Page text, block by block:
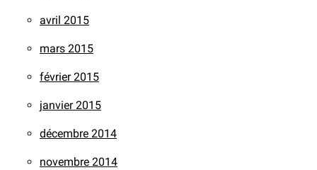
avril 2015
mars 2015
février 2015
janvier 2015
décembre 2014
novembre 2014